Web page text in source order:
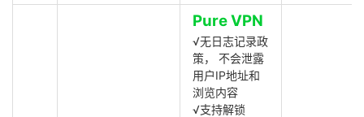
Pure VPN
√无日志记录政
策， 不会泄露
用户IP地址和
浏览内容
√支持解锁